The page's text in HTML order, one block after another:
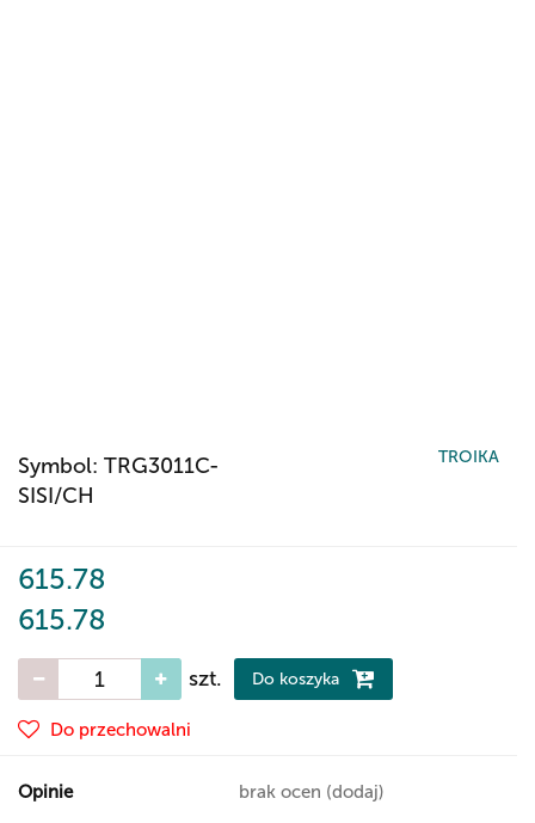
Symbol: TRG3011C-
SISI/CH
TROIKA
615.78
615.78
szt. Do koszyka
Do przechowalni
Opinie brak ocen (dodaj)